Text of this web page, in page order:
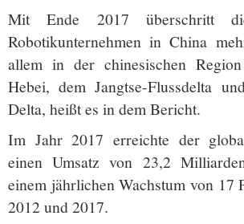
Mit Ende 2017 überschritt
Robotikunternehmen in China
allem in der chinesischen
Hebei, dem Jangtse-Flussdelta
Delta, heißt es in dem Bericht.
Im Jahr 2017 erreichte der
einen Umsatz von 23,2
einem jährlichen Wachstum von 17
2012 und 2017.